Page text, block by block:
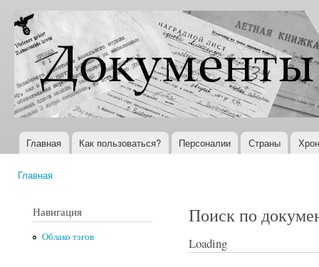
Документы
XX века
Всемирная
история в
Интернете
Главное меню
Главная Как пользоваться? Персоналии Страны
Главная
Навигация
Облако тэгов
Поиск по
Loading